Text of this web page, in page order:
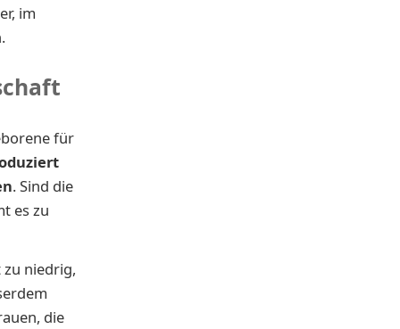
im
für
. Sind die
es zu
zu niedrig,
die